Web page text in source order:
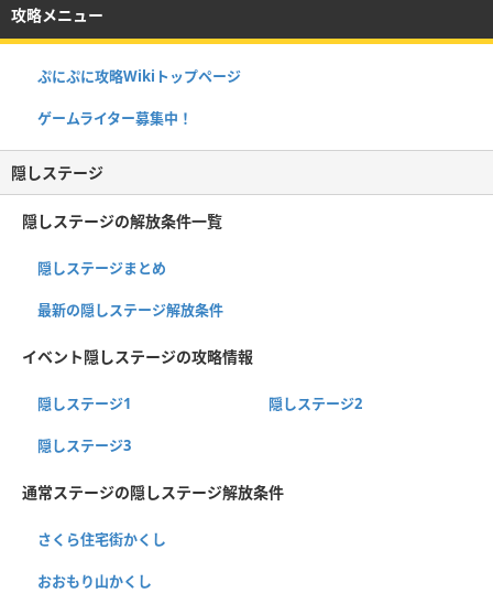
攻略メニュー
ぷにぷに攻略Wikiトップページ
ゲームライター募集中！
隠しステージ
隠しステージの解放条件一覧
隠しステージまとめ
最新の隠しステージ解放条件
イベント隠しステージの攻略情報
隠しステージ1 隠しステージ2
隠しステージ3
通常ステージの隠しステージ解放条件
さくら住宅街かくし
おおもり山かくし